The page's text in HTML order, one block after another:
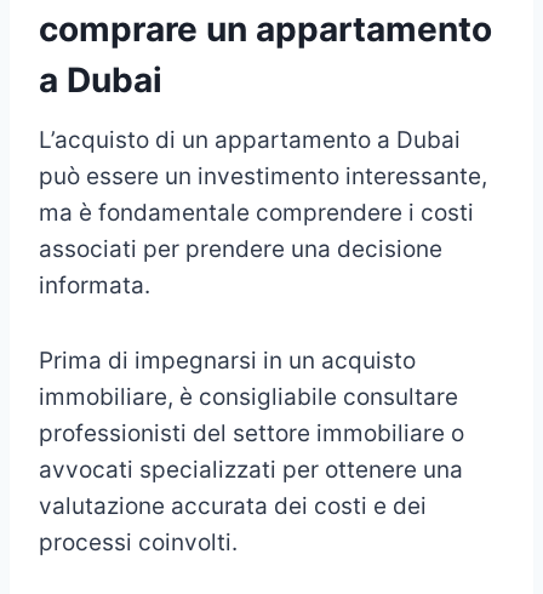
comprare un appartamento
a Dubai
L’acquisto di un appartamento a Dubai
può essere un investimento interessante,
ma è fondamentale comprendere i costi
associati per prendere una decisione
informata.
Prima di impegnarsi in un acquisto
immobiliare, è consigliabile consultare
professionisti del settore immobiliare o
avvocati specializzati per ottenere una
valutazione accurata dei costi e dei
processi coinvolti.